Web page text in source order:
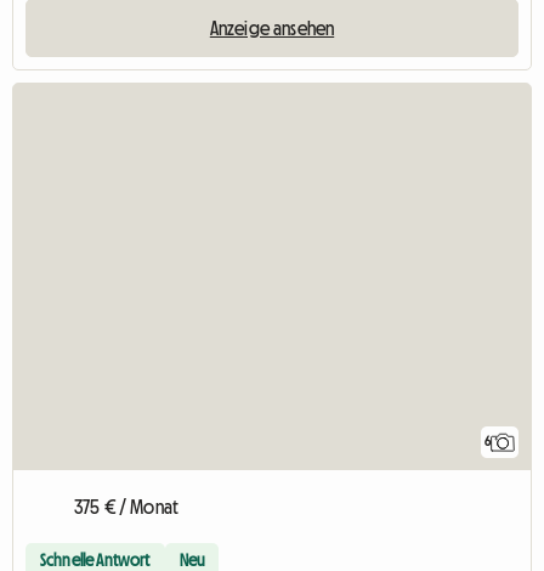
Anzeige ansehen
6
375 € / Monat
Schnelle Antwort Neu